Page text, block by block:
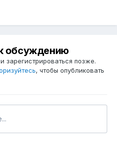
обсуждению
зарегистрироваться позже.
, чтобы опубликовать